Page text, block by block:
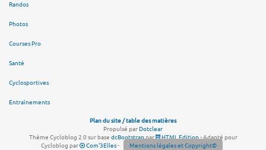
Randos
Photos
Courses Pro
Santé
Cyclosportives
Entraînements
Plan du site / table des matières
Propulsé parDotclear
Thème Cycloblog 2.0 sur base dcBootstrappar HTML Edition- Adapté pour
Cycloblog par
Com'3Elles- Mentions légales et Copyright©